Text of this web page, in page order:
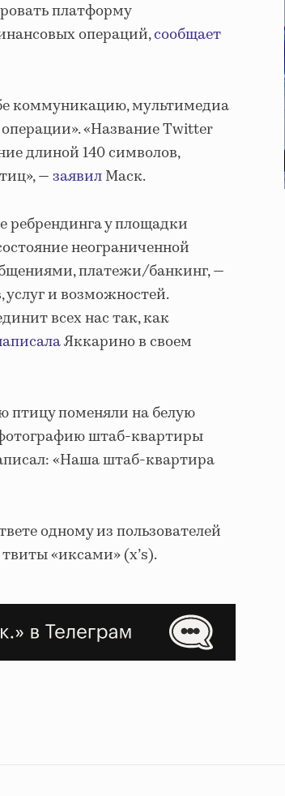
платформу
операций,сообщает
коммуникацию, мультимедиа
«Название Twitter
длиной 140 символов,
—заявилМаск.
ребрендинга у площадки
неограниченной
платежи/банкинг, —
и возможностей.
всех нас так, как
Яккарино в своем
птицу поменяли на белую
штаб-квартиры
«Наша штаб-квартира
одному из пользователей
«иксами» (x’s).